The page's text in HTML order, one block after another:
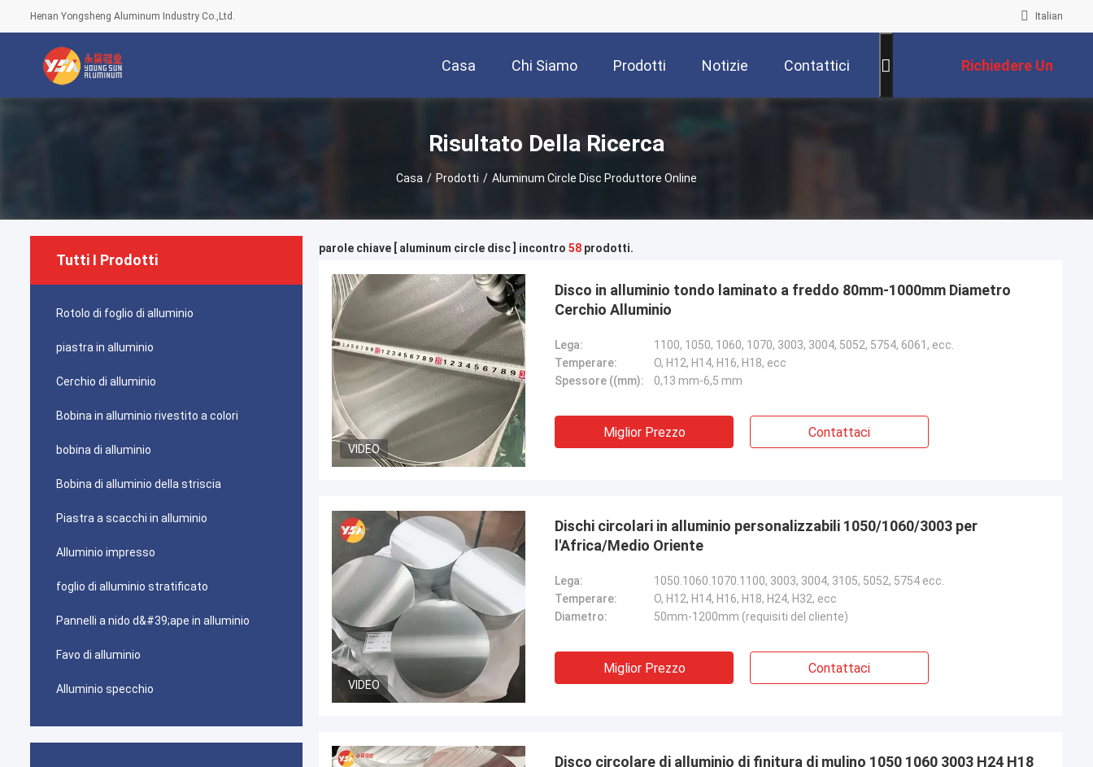
Henan Yongsheng Aluminum Industry Co.,Ltd. Italian
Casa Chi Siamo Prodotti Notizie Contattici Richiedere Un
Preventivo
Risultato Della Ricerca
Casa / Prodotti / Aluminum Circle Disc Produttore Online
Tutti I Prodotti
Rotolo di foglio di alluminio
piastra in alluminio
Cerchio di alluminio
Bobina in alluminio rivestito a colori
bobina di alluminio
Bobina di alluminio della striscia
Piastra a scacchi in alluminio
Alluminio impresso
foglio di alluminio stratificato
Pannelli a nido d&#39;ape in alluminio
Favo di alluminio
Alluminio specchio
parole chiave [ aluminum circle disc ] incontro 58 prodotti.
VIDEO
Disco in alluminio tondo laminato a freddo 80mm-1000mm Diametro
Cerchio Alluminio
Lega:
1100, 1050, 1060, 1070, 3003, 3004, 5052, 5754, 6061, ecc.
Temperare:
O, H12, H14, H16, H18, ecc
Spessore ((mm):
0,13 mm-6,5 mm
Miglior Prezzo Contattaci
VIDEO
Dischi circolari in alluminio personalizzabili 1050/1060/3003 per
l'Africa/Medio Oriente
Lega:
1050.1060.1070.1100, 3003, 3004, 3105, 5052, 5754 ecc.
Temperare:
O, H12, H14, H16, H18, H24, H32, ecc
Diametro:
50mm-1200mm (requisiti del cliente)
Miglior Prezzo Contattaci
Disco circolare di alluminio di finitura di mulino 1050 1060 3003 H24 H18